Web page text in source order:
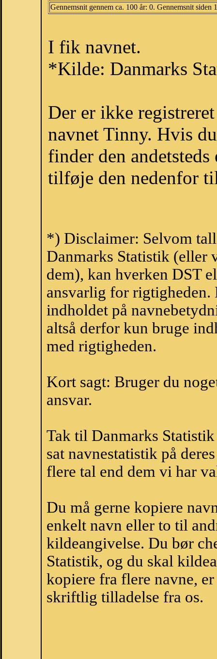
Gennemsnit gennem ca. 100 år: 0. Gennemsnit siden
I fik navnet.
*Kilde: Danmarks
Der er ikke
navnet Tinny. Hvis
finder den
tilføje den nedenfor
*) Disclaimer: Selvom
Danmarks Statistik (eller
dem), kan hverken DST
ansvarlig for
indholdet på
altså derfor kun bruge
med rigtigheden.
Kort sagt: Bruger du
ansvar.
Tak til Danmarks
sat navnestatistik på
flere tal end dem vi har
Du må gerne kopiere
enkelt navn eller to til
kildeangivelse. Du bør
Statistik, og du skal
kopiere fra flere navne,
skriftlig tilladelse fra os.